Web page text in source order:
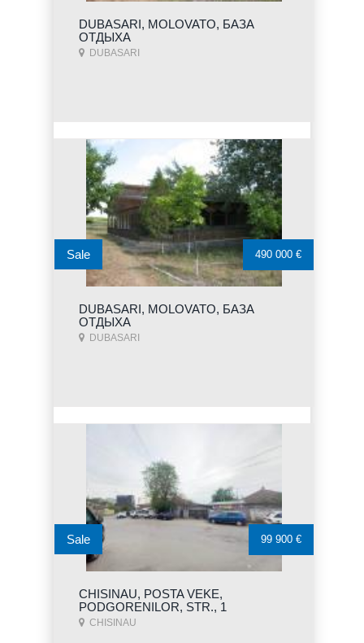
DUBASARI, MOLOVATO, БАЗА
ОТДЫХА
DUBASARI
DUBASARI, MOLOVATO, БАЗА
ОТДЫХА
DUBASARI
Sale 490 000 €
CHISINAU, POSTA VEKE,
PODGORENILOR, STR., 1
CHISINAU
Sale 99 900 €